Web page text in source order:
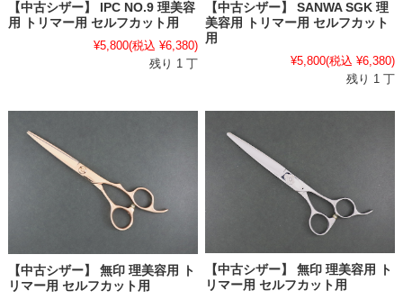
【中古シザー】 IPC NO.9 理美容
用 トリマー用 セルフカット用
¥5,800(税込 ¥6,380)
残り 1 丁
【中古シザー】 SANWA SGK 理
美容用 トリマー用 セルフカット
用
¥5,800(税込 ¥6,380)
残り 1 丁
【中古シザー】 無印 理美容用 ト
リマー用 セルフカット用
【中古シザー】 無印 理美容用 ト
リマー用 セルフカット用